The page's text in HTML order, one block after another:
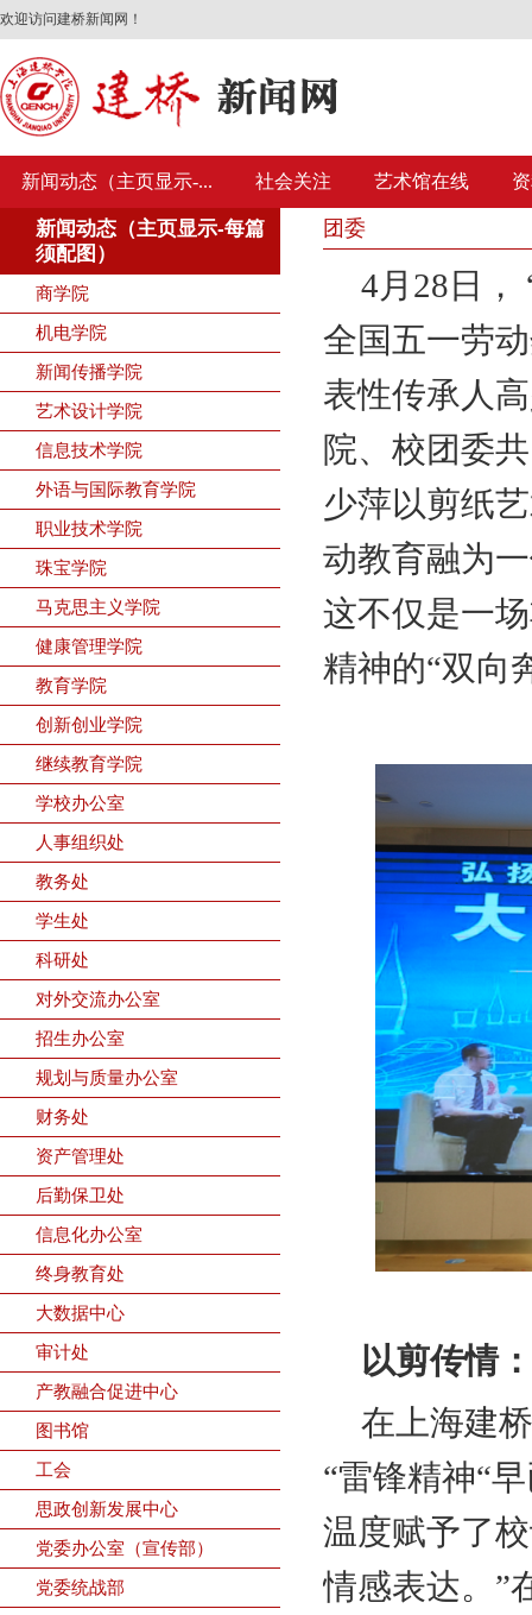
欢迎访问建桥新闻网！
新闻动态（主页显示-... 社会关注 艺术馆在线
新闻动态（主页显示-每篇
须配图）
商学院
机电学院
新闻传播学院
艺术设计学院
信息技术学院
外语与国际教育学院
职业技术学院
珠宝学院
马克思主义学院
健康管理学院
教育学院
创新创业学院
继续教育学院
学校办公室
人事组织处
教务处
学生处
科研处
对外交流办公室
招生办公室
规划与质量办公室
财务处
资产管理处
后勤保卫处
信息化办公室
终身教育处
大数据中心
审计处
产教融合促进中心
图书馆
工会
思政创新发展中心
党委办公室（宣传部）
党委统战部
团委
4月28日，
全国五一劳
表性传承人
院、校团委
少萍以剪纸
动教育融为
这不仅是一
精神的“双向
以剪传情
在上海建
“雷锋精神“
温度赋予了
情感表达。”